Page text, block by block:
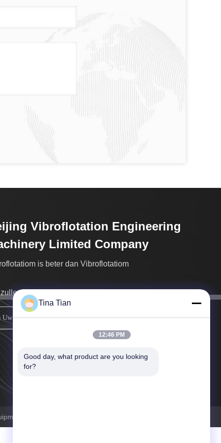
Vibroflotation Engineering
Limited Company
is beter dan Vibroflotatiom
aan u zo spoedig mogelijk terugkeren.
registreren
. Alle rechten voorbehoudena.
Tina Tian
12:46 PM
Good day, what product are you looking
for?